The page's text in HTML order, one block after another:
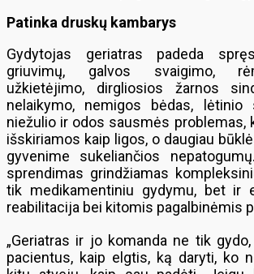
Patinka druskų kambarys
Gydytojas geriatras padeda
griuvimų, galvos svaigimo,
užkietėjimo, dirgliosios žarnos
nelaikymo, nemigos bėdas, lėtinio
niežulio ir odos sausmės problemas,
išskiriamos kaip ligos, o daugiau
gyvenime sukeliančios
sprendimas grindžiamas
tik medikamentiniu gydymu, bet ir
reabilitacija bei kitomis pagalbinėmis
„Geriatras ir jo komanda ne tik
pacientus, kaip elgtis, ką daryti, ko